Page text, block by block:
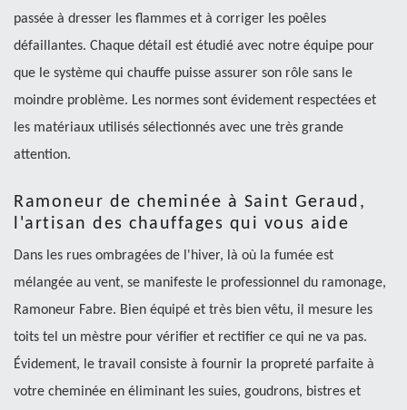
passée à dresser les flammes et à corriger les poêles
défaillantes. Chaque détail est étudié avec notre équipe pour
que le système qui chauffe puisse assurer son rôle sans le
moindre problème. Les normes sont évidement respectées et
les matériaux utilisés sélectionnés avec une très grande
attention.
Ramoneur de cheminée à Saint Geraud,
l'artisan des chauffages qui vous aide
Dans les rues ombragées de l'hiver, là où la fumée est
mélangée au vent, se manifeste le professionnel du ramonage,
Ramoneur Fabre. Bien équipé et très bien vêtu, il mesure les
toits tel un mèstre pour vérifier et rectifier ce qui ne va pas.
Évidement, le travail consiste à fournir la propreté parfaite à
votre cheminée en éliminant les suies, goudrons, bistres et